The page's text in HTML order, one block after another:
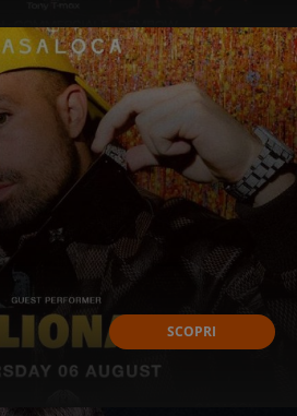
SCOPRI